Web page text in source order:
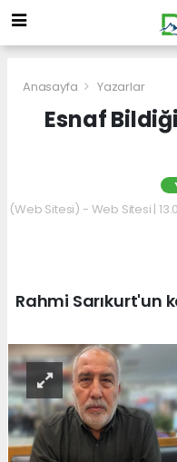
Anasayfa Yazarlar
Esnaf
(Web Sitesi) - Web Sitesi |
Rahmi Sarıkurt'un